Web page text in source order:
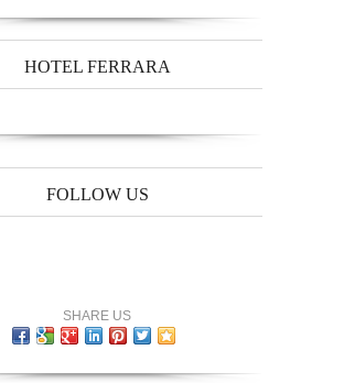
HOTEL FERRARA
FOLLOW US
SHARE US